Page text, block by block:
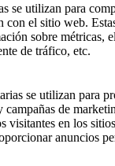
se utilizan para
con el sitio web.
sobre métricas,
de tráfico, etc.
se utilizan para
campañas de
visitantes en los
anuncios